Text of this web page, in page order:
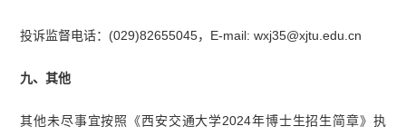
投诉监督电话：(029)82655045，E-mail: wxj35@xjtu.edu.cn
九、其他
其他未尽事宜按照《西安交通大学2024年博士生招生简章》执